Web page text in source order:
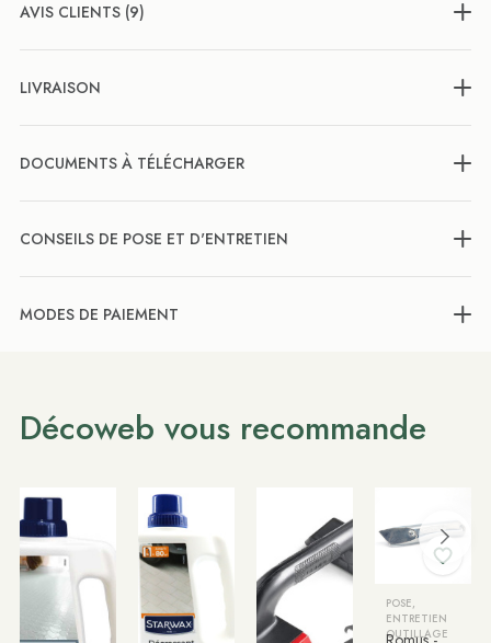
AVIS CLIENTS (9)
LIVRAISON
DOCUMENTS À TÉLÉCHARGER
CONSEILS DE POSE ET D'ENTRETIEN
MODES DE PAIEMENT
Décoweb vous recommande
POSE,
ENTRETIEN
OUTILLAGE